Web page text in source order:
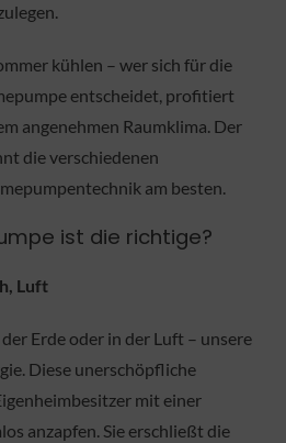
kühlen – wer sich für die
entscheidet, profitiert
angenehmen Raumklima. Der
die verschiedenen
am besten.
ist die richtige?
Luft
Erde oder in der Luft – unsere
Diese unerschöpfliche
mit einer
anzapfen. Sie erschließt die